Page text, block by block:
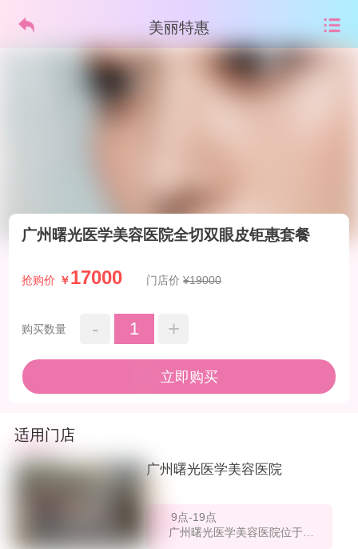
美丽特惠
广州曙光医学美容医院全切双眼皮钜惠套餐
抢购价 ￥17000 门店价¥19000
购买数量 - 1 +
立即购买
适用门店
广州曙光医学美容医院
9点-19点